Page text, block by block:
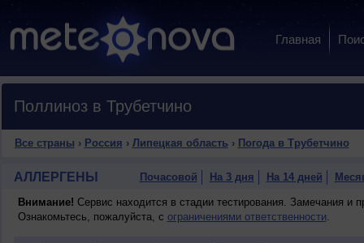
Главная
Поллиноз в Трубетчино
Все страны › Россия › Липецкая область › Погода в Трубетчино
АЛЛЕРГЕНЫ Почасовой На 3 дня На 14 дней
Внимание! Сервис находится в стадии тестирования. Замечания и
Ознакомьтесь, пожалуйста, с ограничениями ответственности.